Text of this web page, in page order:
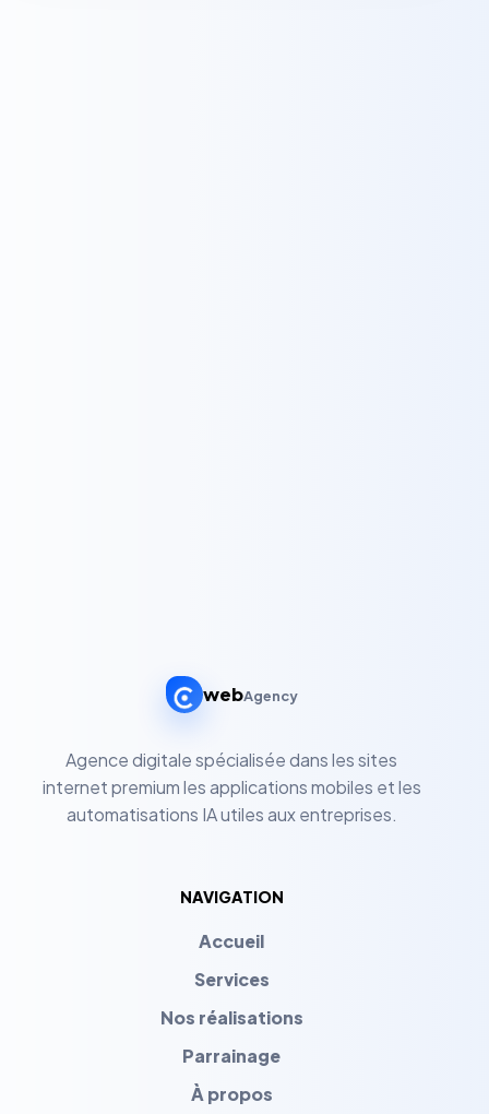
webAgency
Agence digitale spécialisée dans les sites
internet premium les applications mobiles et les
automatisations IA utiles aux entreprises.
NAVIGATION
Accueil
Services
Nos réalisations
Parrainage
À propos